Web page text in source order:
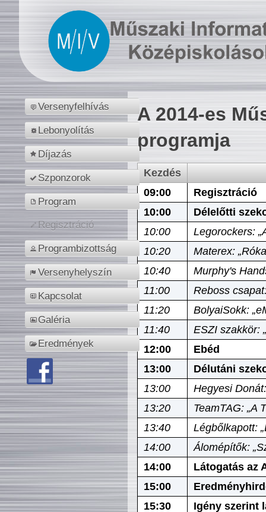
Versenyfelhívás
Lebonyolítás
Díjazás
Szponzorok
Program
Regisztráció
Programbizottság
Versenyhelyszín
Kapcsolat
Galéria
Eredmények
A 2014-es
programja
Kezdés
09:00
Regisztráció
10:00
Délelőtti
10:00
Legorockers:
10:20
Materex:
10:40
Murphy's
11:00
Reboss
11:20
BolyaiSokk:
11:40
ESZI szakkör:
12:00
Ebéd
13:00
Délutáni
13:00
Hegyesi
13:20
TeamTAG: „A
13:40
Légbőlkapott:
14:00
Álomépítők:
14:00
Látogatás az
15:00
15:30
Igény szerint